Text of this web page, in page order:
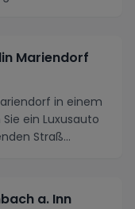
Mariendorf
in einem
ein Luxusauto
Straß...
a. Inn